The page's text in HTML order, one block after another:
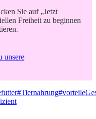
Sie auf „Jetzt
Freiheit zu beginnen
unsere
#Tiernahrung#vorteile